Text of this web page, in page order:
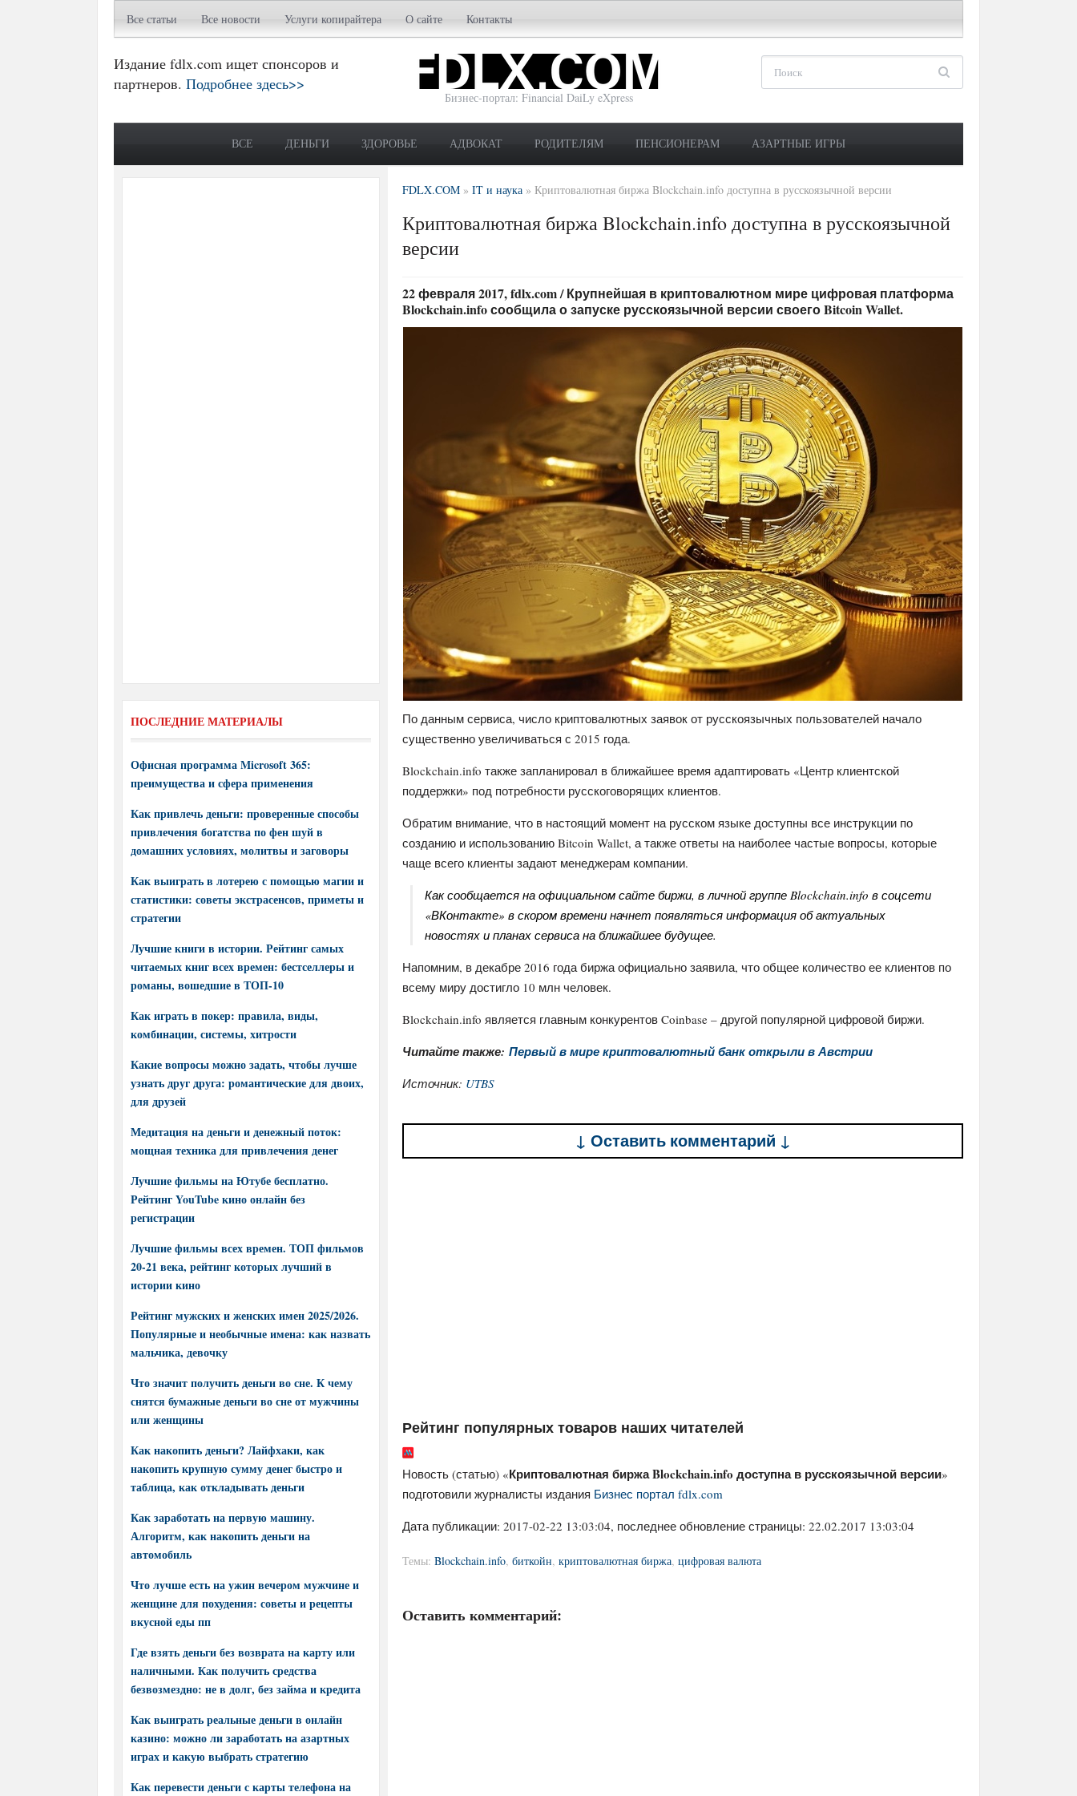
Все статьи Все новости Услуги копирайтера О сайте Контакты
Издание fdlx.com ищет спонсоров и
партнеров. Подробнее здесь>>
Бизнес-портал: Financial DaiLy eXpress
ВСЕ ДЕНЬГИ ЗДОРОВЬЕ АДВОКАТ РОДИТЕЛЯМ ПЕНСИОНЕРАМ АЗАРТНЫЕ ИГРЫ
FDLX.COM » IT и наука » Криптовалютная биржа Blockchain.info доступна в русскоязычной версии
Криптовалютная биржа Blockchain.info доступна в русскоязычной
версии
22 февраля 2017, fdlx.com / Крупнейшая в криптовалютном мире цифровая платформа
Blockchain.info сообщила о запуске русскоязычной версии своего Bitcoin Wallet.
По данным сервиса, число криптовалютных заявок от русскоязычных пользователей начало
существенно увеличиваться с 2015 года.
Blockchain.info также запланировал в ближайшее время адаптировать «Центр клиентской
поддержки» под потребности русскоговорящих клиентов.
Обратим внимание, что в настоящий момент на русском языке доступны все инструкции по
созданию и использованию Bitcoin Wallet, а также ответы на наиболее частые вопросы, которые
чаще всего клиенты задают менеджерам компании.
Как сообщается на официальном сайте биржи, в личной группе Blockchain.info в соцсети
«ВКонтакте» в скором времени начнет появляться информация об актуальных
новостях и планах сервиса на ближайшее будущее.
Напомним, в декабре 2016 года биржа официально заявила, что общее количество ее клиентов по
всему миру достигло 10 млн человек.
Blockchain.info является главным конкурентов Coinbase – другой популярной цифровой биржи.
Читайте также: Первый в мире криптовалютный банк открыли в Австрии
Источник: UTBS
↓ Оставить комментарий ↓
Рейтинг популярных товаров наших читателей
Новость (статью) «Криптовалютная биржа Blockchain.info доступна в русскоязычной версии»
подготовили журналисты издания Бизнес портал fdlx.com
Дата публикации: 2017-02-22 13:03:04, последнее обновление страницы: 22.02.2017 13:03:04
Темы: Blockchain.info, биткойн, криптовалютная биржа, цифровая валюта
Оставить комментарий:
ПОСЛЕДНИЕ МАТЕРИАЛЫ
Офисная программа Microsoft 365:
преимущества и сфера применения
Как привлечь деньги: проверенные способы
привлечения богатства по фен шуй в
домашних условиях, молитвы и заговоры
Как выиграть в лотерею с помощью магии и
статистики: советы экстрасенсов, приметы и
стратегии
Лучшие книги в истории. Рейтинг самых
читаемых книг всех времен: бестселлеры и
романы, вошедшие в ТОП-10
Как играть в покер: правила, виды,
комбинации, системы, хитрости
Какие вопросы можно задать, чтобы лучше
узнать друг друга: романтические для двоих,
для друзей
Медитация на деньги и денежный поток:
мощная техника для привлечения денег
Лучшие фильмы на Ютубе бесплатно.
Рейтинг YouTube кино онлайн без
регистрации
Лучшие фильмы всех времен. ТОП фильмов
20-21 века, рейтинг которых лучший в
истории кино
Рейтинг мужских и женских имен 2025/2026.
Популярные и необычные имена: как назвать
мальчика, девочку
Что значит получить деньги во сне. К чему
снятся бумажные деньги во сне от мужчины
или женщины
Как накопить деньги? Лайфхаки, как
накопить крупную сумму денег быстро и
таблица, как откладывать деньги
Как заработать на первую машину.
Алгоритм, как накопить деньги на
автомобиль
Что лучше есть на ужин вечером мужчине и
женщине для похудения: советы и рецепты
вкусной еды пп
Где взять деньги без возврата на карту или
наличными. Как получить средства
безвозмездно: не в долг, без займа и кредита
Как выиграть реальные деньги в онлайн
казино: можно ли заработать на азартных
играх и какую выбрать стратегию
Как перевести деньги с карты телефона на